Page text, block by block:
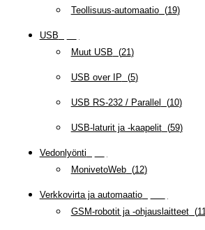
Teollisuus-automaatio(19)
USB
Muut USB (21 )
USB over IP (5)
USB RS-232 / Parallel (10)
USB-laturit ja -kaapelit(59)
Vedonlyönti
MonivetoWeb(12)
Verkkovirta ja automaatio(
GSM-robotit ja -ohjauslaitteet(11